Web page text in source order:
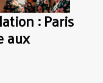
: Paris
aux